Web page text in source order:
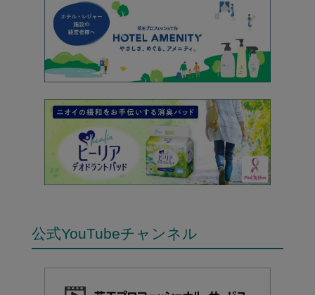
公式YouTubeチャンネル